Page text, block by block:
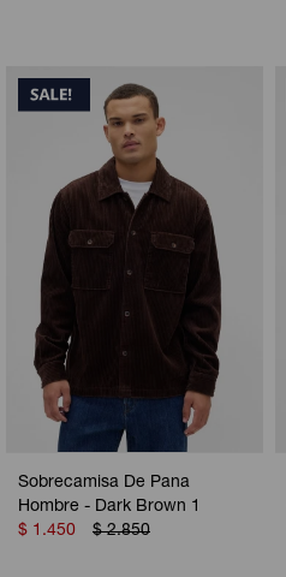
Sobrecamisa De Pana
Hombre - Dark Brown 1
$ 1.450 $ 2.850